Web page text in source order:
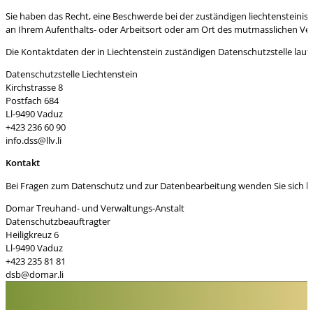
Sie haben das Recht, eine Beschwerde bei der zuständigen
an Ihrem Aufenthalts- oder Arbeitsort oder am Ort des mutmasslichen
Die Kontaktdaten der in Liechtenstein zuständigen Datenschutzstelle
Datenschutzstelle Liechtenstein
Kirchstrasse 8
Postfach 684
Ll-9490 Vaduz
+423 236 60 90
info.dss@llv.li
Kontakt
Bei Fragen zum Datenschutz und zur Datenbearbeitung wenden Sie
Domar Treuhand- und Verwaltungs-Anstalt
Datenschutzbeauftragter
Heiligkreuz 6
Ll-9490 Vaduz
+423 235 81 81
dsb@domar.li